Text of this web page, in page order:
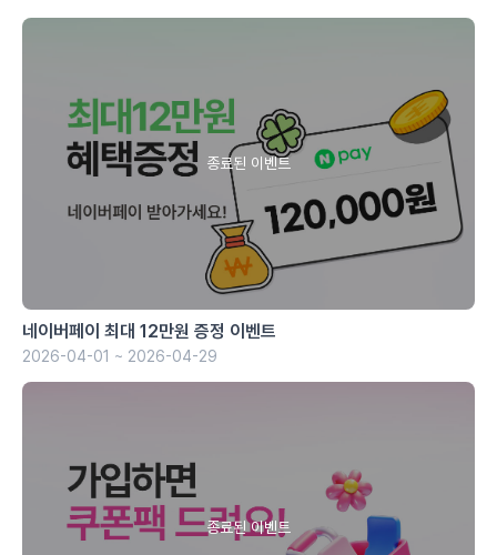
네이버페이 최대 12만원 증정 이벤트
2026-04-01 ~ 2026-04-29